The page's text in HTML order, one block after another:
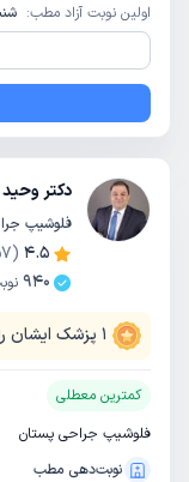
اولین نوبت آزاد مطب: شنبه
دکتر
4.5
(
940
1 پزشک ایشان را
کمترین معطلی
فلوشیپ جراحی پستان
نوبت‌دهی مطب